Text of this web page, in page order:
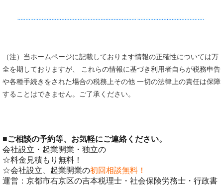
（注）当ホームページに記載しております情報の正確性については万
全を期しておりますが、 これらの情報に基づき利用者自らが税務申告
や各種手続きをされた場合の税務上その他 一切の法律上の責任は保障
することはできません。ご了承ください。
■ご相談の予約等、お気軽にご連絡ください。
会社設立・起業開業・独立の
☆料金見積もり無料！
☆会社設立、起業開業の初回相談無料！
運営：京都市右京区の吉本税理士・社会保険労務士・行政書